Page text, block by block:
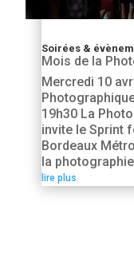
Soirées &
Mois de la
Mercredi 10
19h30 La
invite le Sprint
Bordeaux
la
lire plus